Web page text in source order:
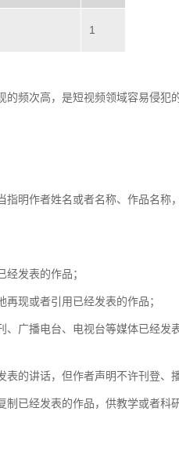
1
频次高，是短视频领域容易侵犯
明作者姓名或者名称、作品名称
发表的作品；
现或者引用已经发表的作品；
、广播电台、电视台等媒体已经发
的讲话，但作者声明不许刊登、
制已经发表的作品，供教学或者科